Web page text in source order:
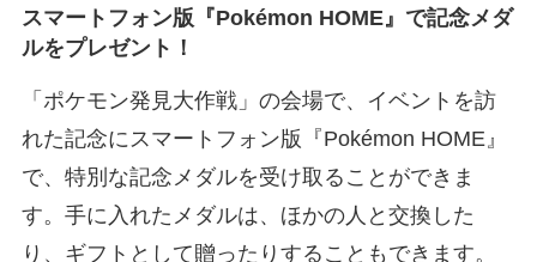
スマートフォン版『Pokémon HOME』で記念メダ
ルをプレゼント！
「ポケモン発見大作戦」の会場で、イベントを訪
れた記念にスマートフォン版『Pokémon HOME』
で、特別な記念メダルを受け取ることができま
す。手に入れたメダルは、ほかの人と交換した
り、ギフトとして贈ったりすることもできます。